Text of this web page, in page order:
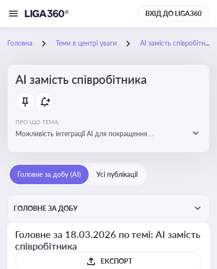
ВХІД ДО LIGA360
Головна Теми в центрі уваги АІ замість співробітника
АІ замість співробітника
ПРО ЩО ТЕМА:
Можливість інтеграції АІ для покращення
Головне за добу (AI) Усі публікації
ГОЛОВНЕ ЗА ДОБУ
Головне за 18.03.2026 по темі: АІ замість
співробітника
ЕКСПОРТ